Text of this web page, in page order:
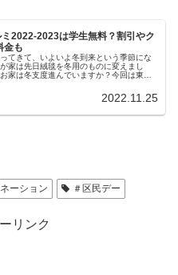
2022-2023は学生無料？割引やク
金も
てきて、いよいよ冬到来という季節にな
家は先日絨毯を冬用のものに変えまし
家は冬支度進んでいますか？今回は東京
2022.11.25
ーション ＃区民デー
リンク